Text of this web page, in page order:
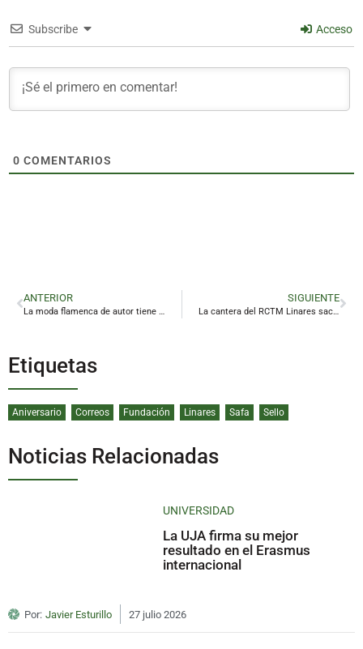
Subscribe Acceso
0 COMENTARIOS
ANTERIOR
La moda flamenca de autor tiene un plan para triunfar en Baños de la Encina
SIGUIENTE
La cantera del RCTM Linares saca pecho
Etiquetas
Aniversario Correos Fundación Linares Safa Sello
Noticias Relacionadas
UNIVERSIDAD
La UJA firma su mejor
resultado en el Erasmus
internacional
Por: Javier Esturillo 27 julio 2026